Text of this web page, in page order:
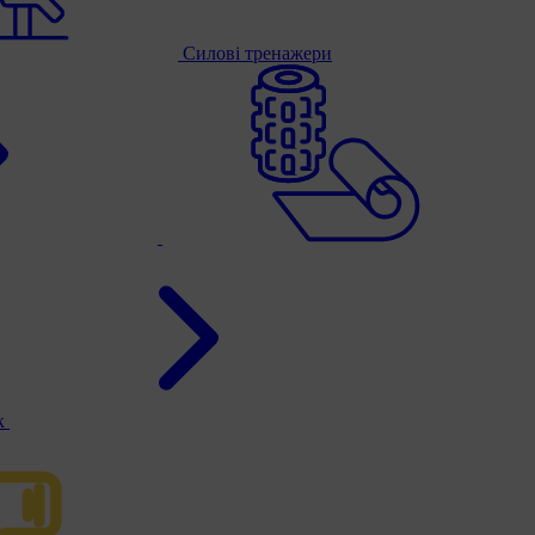
Силові тренажери